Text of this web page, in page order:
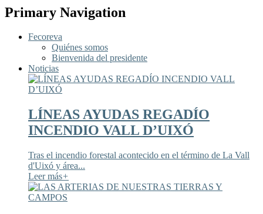
Primary Navigation
Fecoreva
Quiénes somos
Bienvenida del presidente
Noticias
LÍNEAS AYUDAS REGADÍO
INCENDIO VALL D’UIXÓ
Tras el incendio forestal acontecido en el término de La Vall
d'Uixó y área...
Leer más+